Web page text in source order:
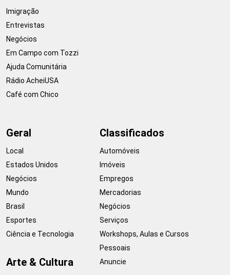
Imigração
Entrevistas
Negócios
Em Campo com Tozzi
Ajuda Comunitária
Rádio AcheiUSA
Café com Chico
Geral
Local
Estados Unidos
Negócios
Mundo
Brasil
Esportes
Ciência e Tecnologia
Arte & Cultura
Classificados
Automóveis
Imóveis
Empregos
Mercadorias
Negócios
Serviços
Workshops, Aulas e Cursos
Pessoais
Anuncie